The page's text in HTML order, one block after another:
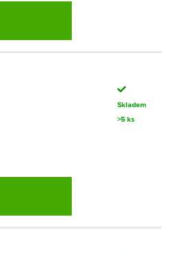
Skladem
>5 ks